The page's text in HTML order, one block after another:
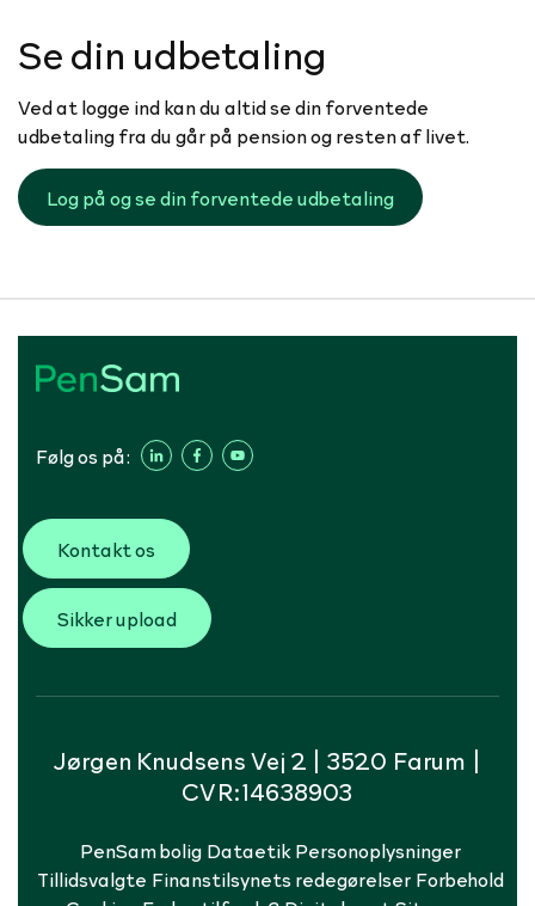
Se din udbetaling
Ved at logge ind kan du altid se din forventede
udbetaling fra du går på pension og resten af livet.
Log på og se din forventede udbetaling
Følg os på:
Kontakt os
Sikker upload
Jørgen Knudsens Vej 2 | 3520 Farum |
CVR:14638903
PenSam bolig Dataetik Personoplysninger
Tillidsvalgte Finanstilsynets redegørelser Forbehold